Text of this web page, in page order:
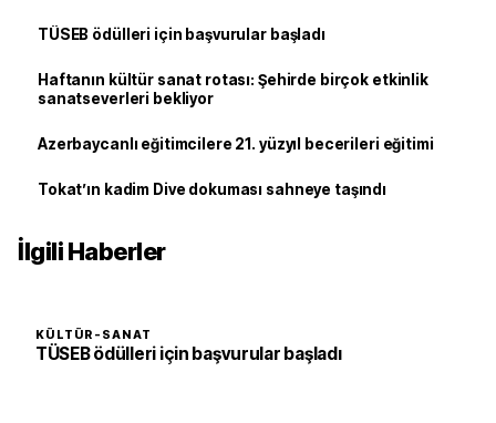
TÜSEB ödülleri için başvurular başladı
Haftanın kültür sanat rotası: Şehirde birçok etkinlik
sanatseverleri bekliyor
Azerbaycanlı eğitimcilere 21. yüzyıl becerileri eğitimi
Tokat’ın kadim Dive dokuması sahneye taşındı
İlgili Haberler
KÜLTÜR-SANAT
TÜSEB ödülleri için başvurular başladı